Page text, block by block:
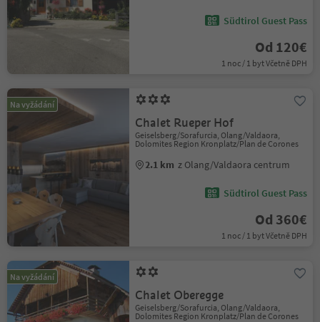
Südtirol Guest Pass
Od 120€
1 noc / 1 byt Včetně DPH
Na vyžádání
Chalet Rueper Hof
Geiselsberg/Sorafurcia, Olang/Valdaora,
Dolomites Region Kronplatz/Plan de Corones
2.1 km z Olang/Valdaora centrum
Südtirol Guest Pass
Od 360€
1 noc / 1 byt Včetně DPH
Na vyžádání
Chalet Oberegge
Geiselsberg/Sorafurcia, Olang/Valdaora,
Dolomites Region Kronplatz/Plan de Corones